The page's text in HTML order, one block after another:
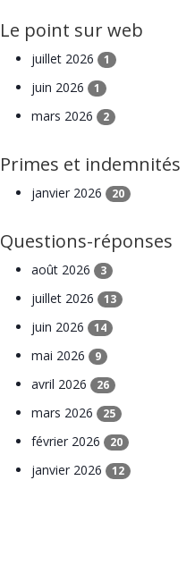
Le point sur web
juillet 2026 1
juin 2026 1
mars 2026 2
Primes et indemnités
janvier 2026 20
Questions-réponses
août 2026 3
juillet 2026 13
juin 2026 14
mai 2026 9
avril 2026 26
mars 2026 25
février 2026 20
janvier 2026 12